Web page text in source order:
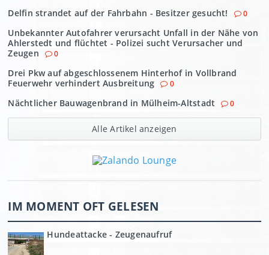
Delfin strandet auf der Fahrbahn - Besitzer gesucht! 0
Unbekannter Autofahrer verursacht Unfall in der Nähe von
Ahlerstedt und flüchtet - Polizei sucht Verursacher und
Zeugen
0
Drei Pkw auf abgeschlossenem Hinterhof in Vollbrand
Feuerwehr verhindert Ausbreitung
0
Nächtlicher Bauwagenbrand in Mülheim-Altstadt 0
Alle Artikel anzeigen
IM MOMENT OFT GELESEN
Hundeattacke - Zeugenaufruf